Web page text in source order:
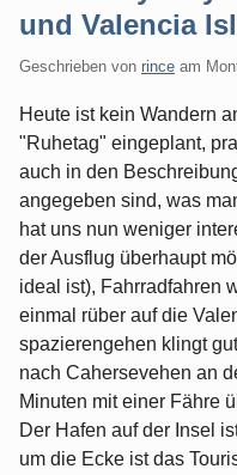
und Valencia
Geschrieben von rince am
Heute ist kein Wandern
"Ruhetag" eingeplant,
auch in den
angegeben sind, was
hat uns nun weniger
der Ausflug überhaupt
ideal ist), Fahrradfahren
einmal rüber auf die
spazierengehen klingt
nach Cahersevehen an
Minuten mit einer Fähre
Der Hafen auf der Insel
um die Ecke ist das